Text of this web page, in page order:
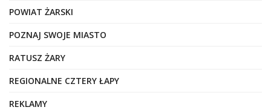
POWIAT ŻARSKI
POZNAJ SWOJE MIASTO
RATUSZ ŻARY
REGIONALNE CZTERY ŁAPY
REKLAMY